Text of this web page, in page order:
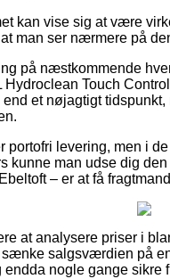
kan vise sig at være
man ser nærmere på
på næstkommende
Touch
et nøjagtigt
portofri levering, men i
kunne man udse dig
– er at få
at analysere priser i
salgsværdien på
nogle gange sikre